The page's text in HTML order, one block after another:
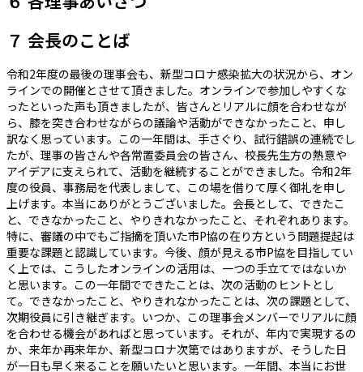
７ 会長のことば
令和2年度の最後の理事会も、新型コロナ感染拡大の状況から、オン
ラインでの開催とさせて頂きました。オンラインで参加しやすくな
ったといった声も頂きましたが、皆さんとリアルに顔を合わせなが
ら、膝を突き合わせながらの議論や活動ができなかったこと、申し
訳なく思っています。この一年間は、手さぐり、試行錯誤の連続でし
たが、理事の皆さんや各常置委員会の皆さん、校長先生方の熱意や
アイデアに支えられて、活動を継続することができました。令和2年
度の役員、事務局を代表しまして、この場を借りて厚く御礼を申し
上げます。本当にありがとうございました。会長として、できたこ
と、できなかったこと、やりきれなかったこと、それぞれあります。
特に、審議の中でもご指摘を頂いた市P協の在り方という問題提起は
重要な課題と認識しています。今後、顔が見える市P協を目指してい
く上では、こうしたオンラインの活用は、一つの手立てではないか
と思います。この一年間でできたことは、次の活動のヒントとし
て。できなかったこと、やりきれなかったことは、次の課題として、
次期役員に引き継ぎます。いつか、この理事会メンバーでリアルに顔
を合わせる機会があればと思っています。それが、年内で実現するの
か、来年か再来年か、新型コロナ次第ではありますが、そうした日
が一日も早く来ることを願いたいと思います。一年間、本当にお世